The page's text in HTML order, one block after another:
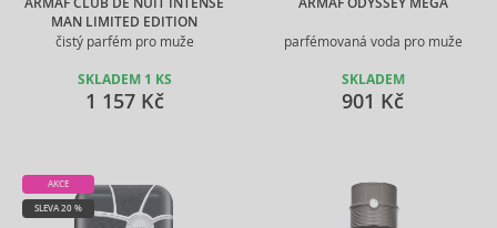
MAN LIMITED EDITION
čistý parfém pro muže
SKLADEM 1 KS
1 157 Kč
parfémovaná voda pro muže
SKLADEM
901 Kč
AKCE
SLEVA 20 %